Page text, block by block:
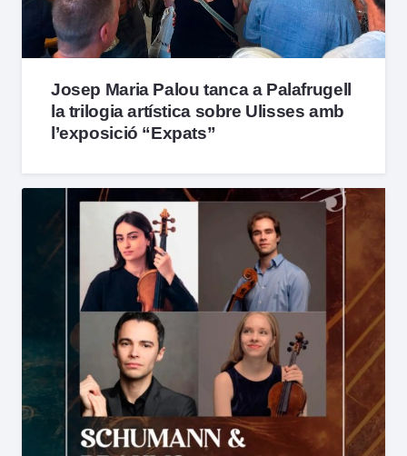
Josep Maria Palou tanca a Palafrugell
la trilogia artística sobre Ulisses amb
l’exposició “Expats”